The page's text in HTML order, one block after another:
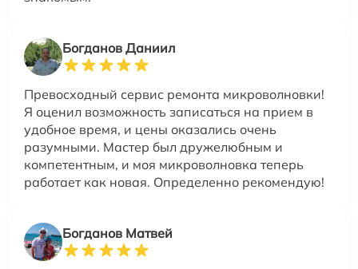
Богданов Даниил
Превосходный сервис ремонта микроволновки!
Я оценил возможность записаться на прием в
удобное время, и цены оказались очень
разумными. Мастер был дружелюбным и
компетентным, и моя микроволновка теперь
работает как новая. Определенно рекомендую!
Богданов Матвей